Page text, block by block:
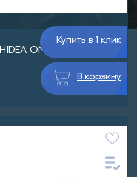
OMS150S 12V GPS
Купить в 1 клик
В корзину